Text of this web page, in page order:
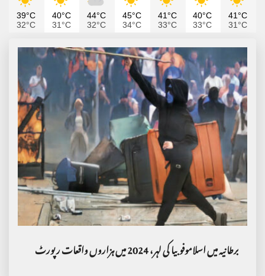
39°C
32°C
40°C
31°C
44°C
32°C
45°C
34°C
41°C
33°C
40°C
33°C
41°C
31°C
برطانیہ میں اسلاموفوبیا کی لہر، 2024 میں ہزاروں واقعات رپورٹ